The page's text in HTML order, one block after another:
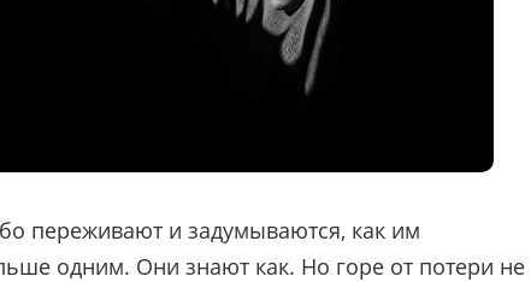
переживают и задумываются, как им
одним. Они знают как. Но горе от потери не